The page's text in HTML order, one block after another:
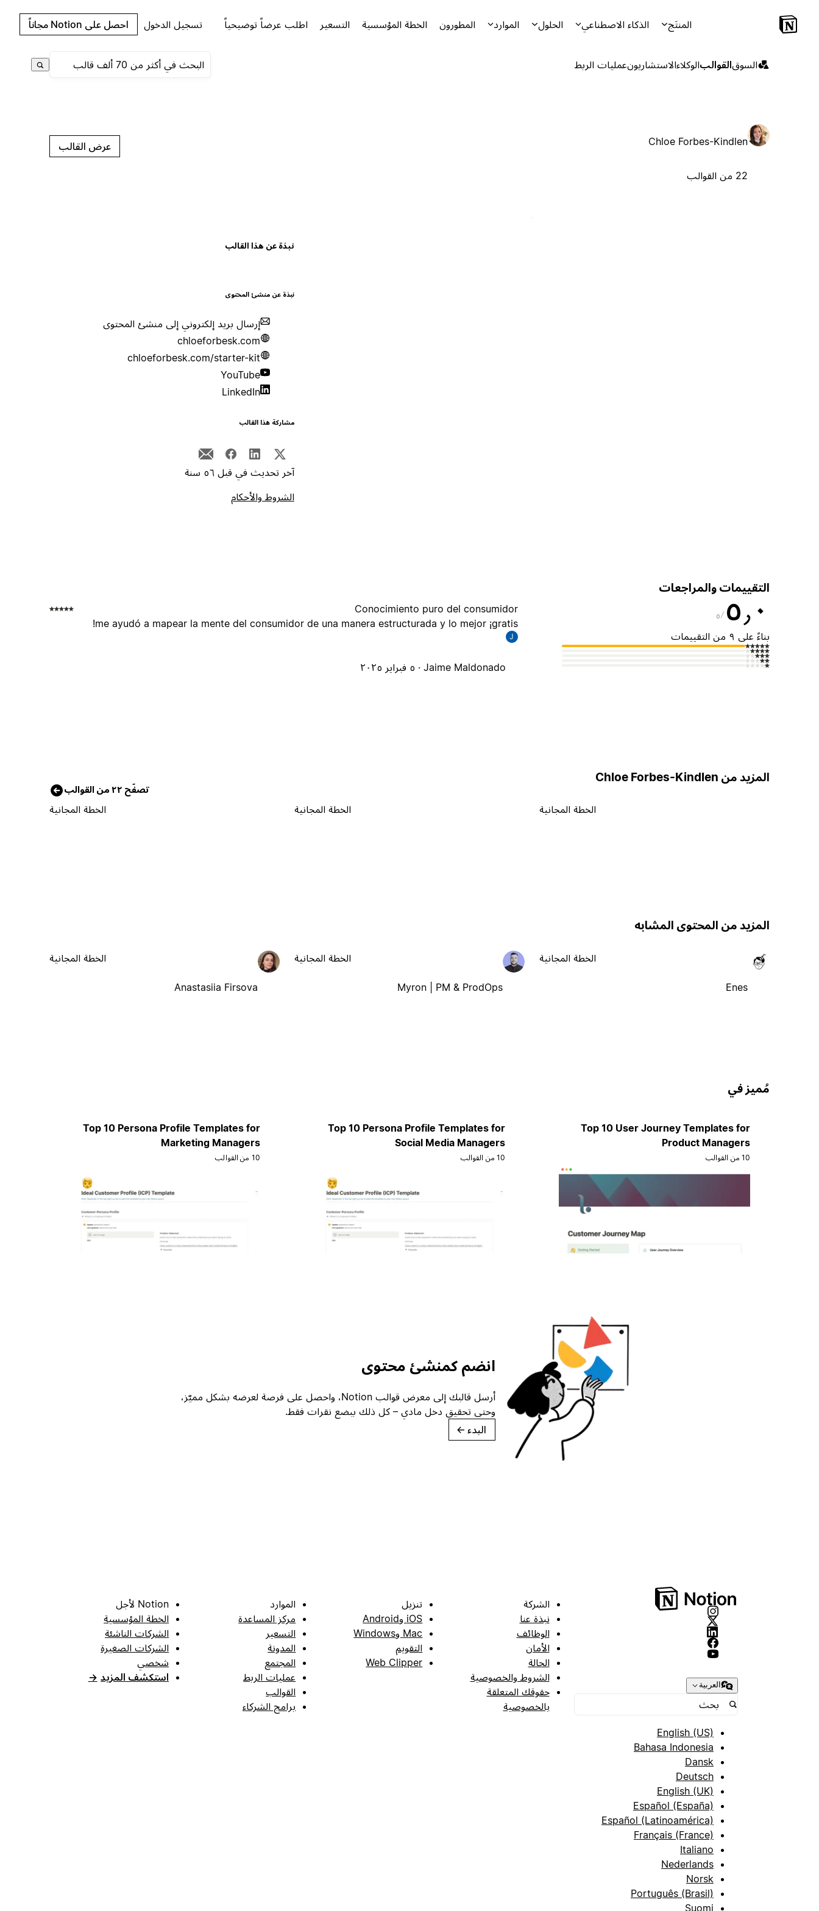
المنتَج الذكاء الاصطناعي الحلول الموارد المطورون الخطة المؤسسية التسعير اطلب عرضاً توضيحياً تسجيل الدخول احصل على Notion مجاناً
السوقالقوالبالوكلاءالاستشاريونعمليات الربط
Chloe Forbes-Kindlen
22 من القوالب
عرض القالب
نبذة عن هذا القالب
نبذة عن منشئ المحتوى
إرسال بريد إلكتروني إلى منشئ المحتوى
chloeforbesk.com
chloeforbesk.com/starter-kit
YouTube
LinkedIn
مشاركة هذا القالب
آخر تحديث في قبل ٥٦ سنة
الشروط والأحكام
التقييمات والمراجعات
٥٫٠ ٥
بناءً على ٩ من التقييمات
Conocimiento puro del consumidor
me ayudó a mapear la mente del consumidor de una manera estructurada y lo mejor ¡gratis!
J
Jaime Maldonado · ٥ فبراير ٢٠٢٥
المزيد من Chloe Forbes-Kindlen
تصفّح ٢٢ من القوالب
الخطة المجانية الخطة المجانية الخطة المجانية
المزيد من المحتوى المشابه
Enes
الخطة المجانية
Myron | PM & ProdOps
الخطة المجانية
Anastasiia Firsova
الخطة المجانية
مُميز في
Top 10 User Journey Templates for
Product Managers
10 من القوالب
Top 10 Persona Profile Templates for
Social Media Managers
10 من القوالب
Top 10 Persona Profile Templates for
Marketing Managers
10 من القوالب
انضم كمنشئ محتوى
أرسل قالبك إلى معرض قوالب Notion، واحصل على فرصة لعرضه بشكل مميّز،
وحتى تحقيق دخل مادي – كل ذلك ببضع نقرات فقط.
البدء →
العربية
English (US)
Bahasa Indonesia
Dansk
Deutsch
English (UK)
Español (España)
Español (Latinoamérica)
Français (France)
Italiano
Nederlands
Norsk
Português (Brasil)
Suomi
الشركة
نبذة عنا
الوظائف
الأمان
الحالة
الشروط والخصوصية
حقوقك المتعلقة
بالخصوصية
تنزيل
iOS وAndroid
Mac وWindows
التقويم
Web Clipper
الموارد
مركز المساعدة
التسعير
المدونة
المجتمع
عمليات الربط
القوالب
برامج الشركاء
Notion لأجل
الخطة المؤسسية
الشركات الناشئة
الشركات الصغيرة
شخصي
استكشف المزيد →